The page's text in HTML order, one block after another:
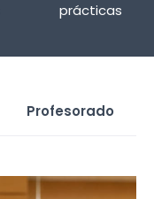
prácticas
Profesorado